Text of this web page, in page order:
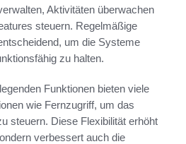
Aktivitäten überwachen
steuern. Regelmäßige
um die Systeme
zu halten.
Funktionen bieten viele
wie Fernzugriff, um das
steuern. Diese Flexibilität erhöht
verbessert auch die